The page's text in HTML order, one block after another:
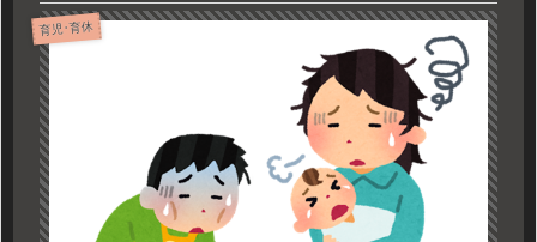
育児･育休